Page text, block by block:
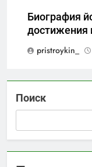
Биография
достижения
pristroykin_
Поиск